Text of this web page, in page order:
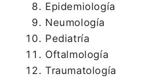
Epidemiología
Neumología
Pediatría
Oftalmología
Traumatología